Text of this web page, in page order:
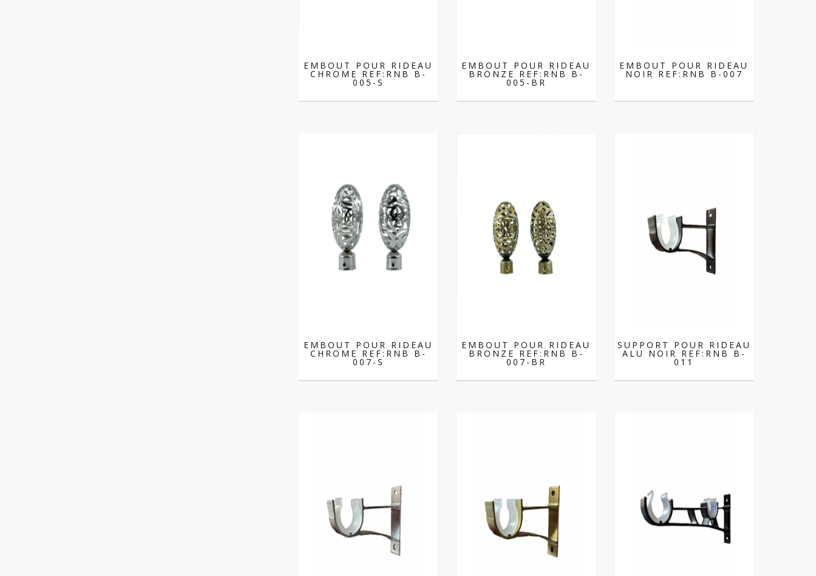
EMBOUT POUR RIDEAU
CHROME REF:RNB B-
005-S
EMBOUT POUR RIDEAU
BRONZE REF:RNB B-
005-BR
EMBOUT POUR RIDEAU
NOIR REF:RNB B-007
EMBOUT POUR RIDEAU
CHROME REF:RNB B-
007-S
EMBOUT POUR RIDEAU
BRONZE REF:RNB B-
007-BR
SUPPORT POUR RIDEAU
ALU NOIR REF:RNB B-
011